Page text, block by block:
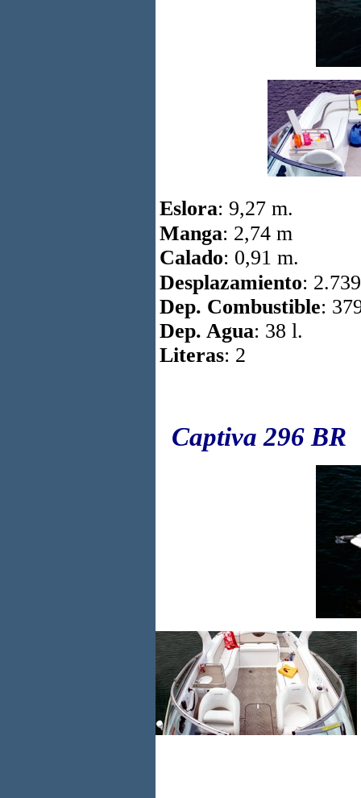
Eslora: 9,27 m.
Manga: 2,74 m
Calado: 0,91 m.
Desplazamiento:
Dep. Combustible:
Dep. Agua: 38 l.
Literas: 2
Captiva 296 BR